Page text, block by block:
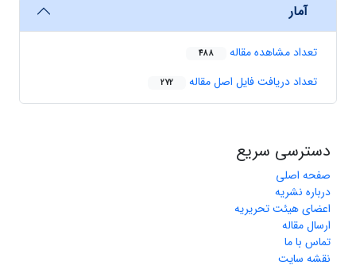
آمار
تعداد مشاهده مقاله 488
تعداد دریافت فایل اصل مقاله 272
دسترسی سریع
صفحه اصلی
درباره نشریه
اعضای هیئت تحریریه
ارسال مقاله
تماس با ما
نقشه سایت